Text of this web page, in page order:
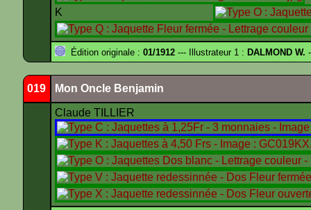
K
Édition originale : 01/1912 --- Illustrateur 1 : DALMOND W.
019 Mon Oncle Benjamin
Claude TILLIER